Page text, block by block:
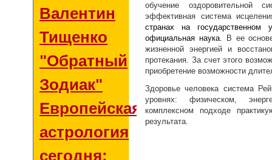
Валентин
Тищенко
"Обратный
Зодиак"
Европейская
астрология
сегодня:
обучение
эффективная система
странах на государственном
официальная наука.
В ее
жизненной энергией и
протекания. За счет этого
приобретение возможности
Здоровье человека система
уровнях: физическом,
комплексном подходе
результата.